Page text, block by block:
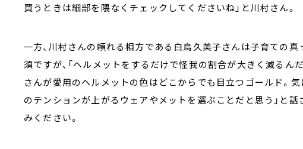
買うときは細部を隈なくチェックしてくださいね」と川村さん。
一方、川村さんの頼れる相方である白鳥久美子さんは子育ての
須ですが、「ヘルメットをするだけで怪我の割合が大きく減るん
さんが愛用のヘルメットの色はどこからでも目立つゴールド。気
のテンションが上がるウェアやメットを選ぶことだと思う」と
みください。